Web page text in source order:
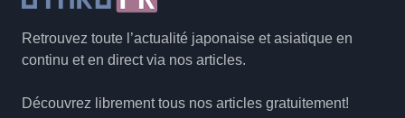
Retrouvez toute l’actualité japonaise et asiatique en
continu et en direct via nos articles.
Découvrez librement tous nos articles gratuitement!